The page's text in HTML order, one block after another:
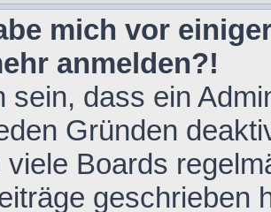
mich vor
anmelden?!
sein, dass ein
Gründen
viele Boards
geschrieben